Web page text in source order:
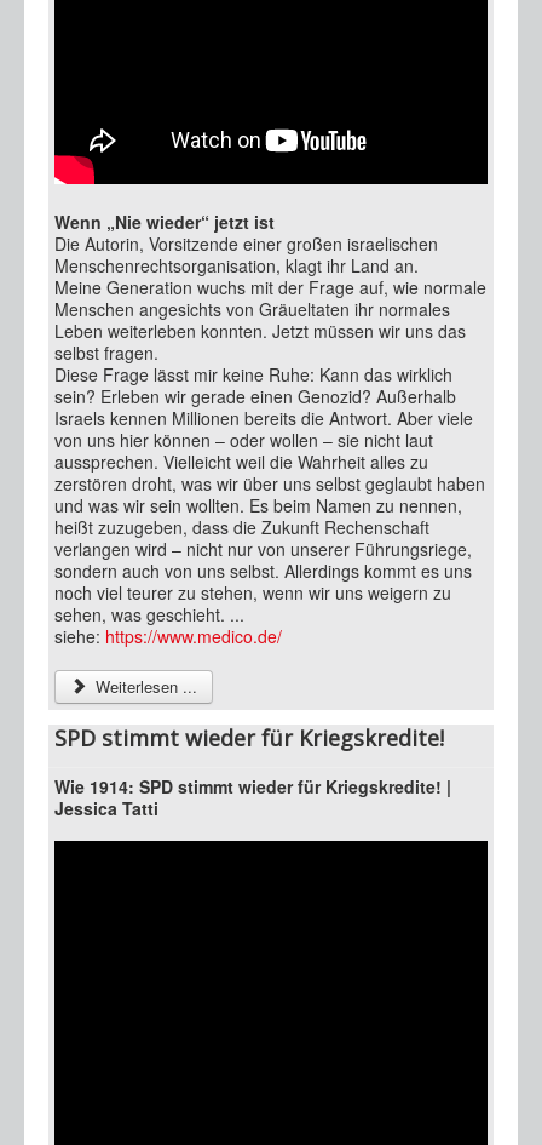
Wenn „Nie wieder“ jetzt ist
Die Autorin, Vorsitzende einer großen israelischen
Menschenrechtsorganisation, klagt ihr Land an.
Meine Generation wuchs mit der Frage auf, wie normale
Menschen angesichts von Gräueltaten ihr normales
Leben weiterleben konnten. Jetzt müssen wir uns das
selbst fragen.
Diese Frage lässt mir keine Ruhe: Kann das wirklich
sein? Erleben wir gerade einen Genozid? Außerhalb
Israels kennen Millionen bereits die Antwort. Aber viele
von uns hier können – oder wollen – sie nicht laut
aussprechen. Vielleicht weil die Wahrheit alles zu
zerstören droht, was wir über uns selbst geglaubt haben
und was wir sein wollten. Es beim Namen zu nennen,
heißt zuzugeben, dass die Zukunft Rechenschaft
verlangen wird – nicht nur von unserer Führungsriege,
sondern auch von uns selbst. Allerdings kommt es uns
noch viel teurer zu stehen, wenn wir uns weigern zu
sehen, was geschieht. ...
siehe: https://www.medico.de/
Weiterlesen ...
SPD stimmt wieder für Kriegskredite!
Wie 1914: SPD stimmt wieder für Kriegskredite! |
Jessica Tatti